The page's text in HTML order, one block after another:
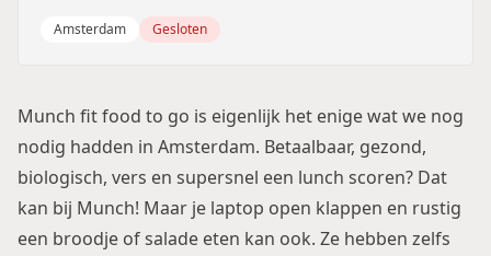
Amsterdam Gesloten
Munch fit food to go is eigenlijk het enige wat we nog
nodig hadden in Amsterdam. Betaalbaar, gezond,
biologisch, vers en supersnel een lunch scoren? Dat
kan bij Munch! Maar je laptop open klappen en rustig
een broodje of salade eten kan ook. Ze hebben zelfs